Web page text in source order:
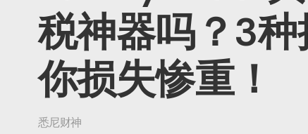
税神器吗？3
你损失惨重！
悉尼财神